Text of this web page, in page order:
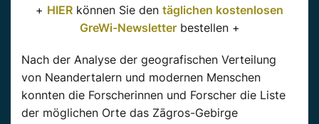
+ HIER können Sie den täglichen kostenlosen
GreWi-Newsletterbestellen +
Nach der Analyse der geografischen Verteilung
von Neandertalern und modernen Menschen
konnten die Forscherinnen und Forscher die Liste
der möglichen Orte das Zāgros-Gebirge